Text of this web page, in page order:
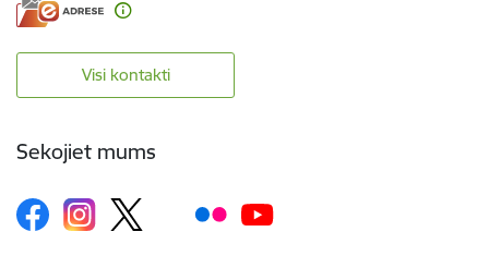
Visi kontakti
Sekojiet mums